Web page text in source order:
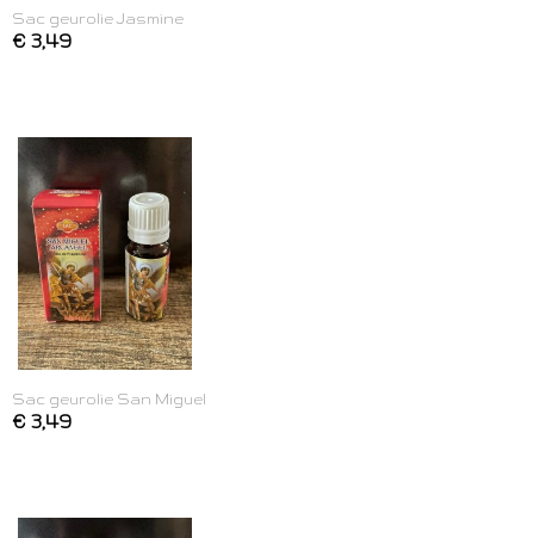
Sac geurolie Jasmine
€ 3,49
Sac geurolie San Miguel
€ 3,49